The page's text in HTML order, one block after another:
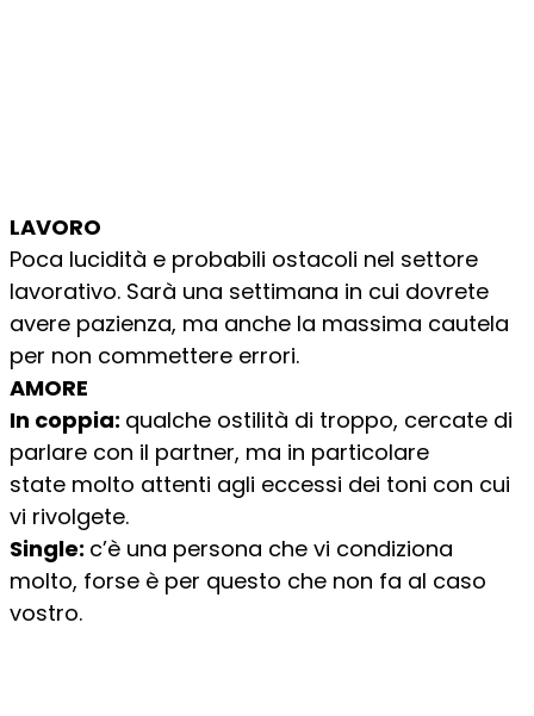
LAVORO
Poca lucidità e probabili ostacoli nel settore
lavorativo. Sarà una settimana in cui dovrete
avere pazienza, ma anche la massima cautela
per non commettere errori.
AMORE
In coppia: qualche ostilità di troppo, cercate di
parlare con il partner, ma in particolare
state molto attenti agli eccessi dei toni con cui
vi rivolgete.
Single: c’è una persona che vi condiziona
molto, forse è per questo che non fa al caso
vostro.